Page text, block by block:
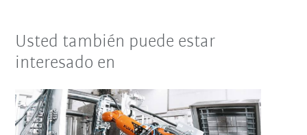
Usted también puede estar
interesado en